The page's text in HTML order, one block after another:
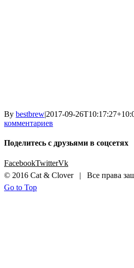
By bestbrew|2017-09-
комментариев
Поделитесь с друзьями в соцсетях
FacebookTwitterVk
© 2016 Cat & Clover | Все права
Go to Top